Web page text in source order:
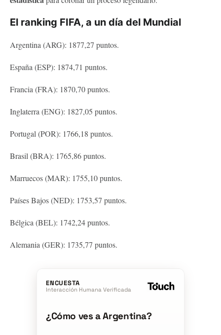
El ranking FIFA, a un día del Mundial
Argentina (ARG): 1877,27 puntos.
España (ESP): 1874,71 puntos.
Francia (FRA): 1870,70 puntos.
Inglaterra (ENG): 1827,05 puntos.
Portugal (POR): 1766,18 puntos.
Brasil (BRA): 1765,86 puntos.
Marruecos (MAR): 1755,10 puntos.
Países Bajos (NED): 1753,57 puntos.
Bélgica (BEL): 1742,24 puntos.
Alemania (GER): 1735,77 puntos.
ENCUESTA
Interacción Humana Verificada
¿Cómo ves a Argentina?